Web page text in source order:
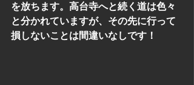
を放ちます。高台寺へと続く道は色々
と分かれていますが、その先に行って
損しないことは間違いなしです！